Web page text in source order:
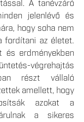
A tanévzáró
jelenlévő és
hogy soha nem
fordítani az életet.
és erdményekben
végrehajtás
részt vállaló
amellett, hogy
azokat a
a sikeres